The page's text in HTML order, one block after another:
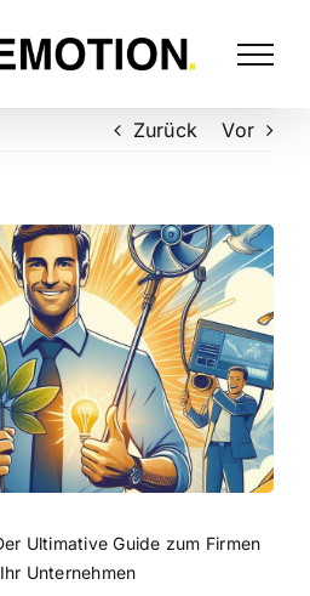
Zurück Vor
Ultimative Guide zum Firmen
Unternehmen